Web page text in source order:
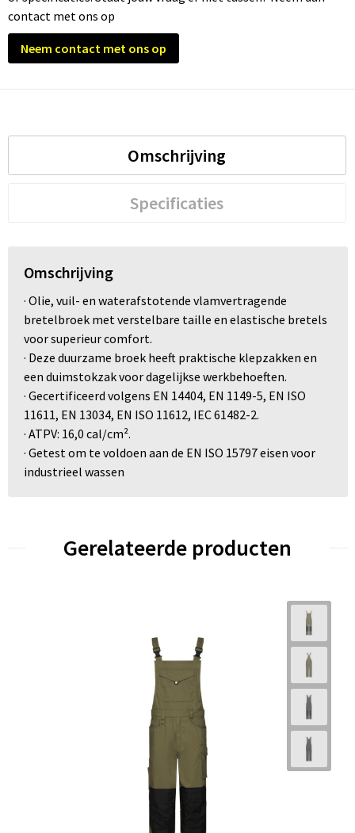
contact met ons op
Neem contact met ons op
Omschrijving
Specificaties
Omschrijving
· Olie, vuil- en waterafstotende vlamvertragende
bretelbroek met verstelbare taille en elastische bretels
voor superieur comfort.
· Deze duurzame broek heeft praktische klepzakken en
een duimstokzak voor dagelijkse werkbehoeften.
· Gecertificeerd volgens EN 14404, EN 1149-5, EN ISO
11611, EN 13034, EN ISO 11612, IEC 61482-2.
· ATPV: 16,0 cal/cm².
· Getest om te voldoen aan de EN ISO 15797 eisen voor
industrieel wassen
Gerelateerde producten